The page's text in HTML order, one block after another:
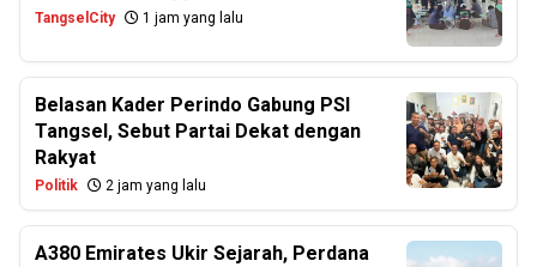
TangselCity 1 jam yang lalu
Belasan Kader Perindo Gabung PSI
Tangsel, Sebut Partai Dekat dengan
Rakyat
Politik 2 jam yang lalu
A380 Emirates Ukir Sejarah, Perdana